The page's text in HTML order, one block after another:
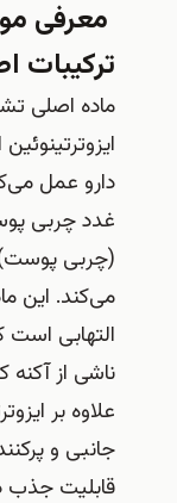
معرفی
ترکیبات
ماده اصلی
دارو عمل
غدد چربی
(چربی
می‌کند. این
التهابی
ناشی از
علاوه بر
جانبی و
قابلیت جذب